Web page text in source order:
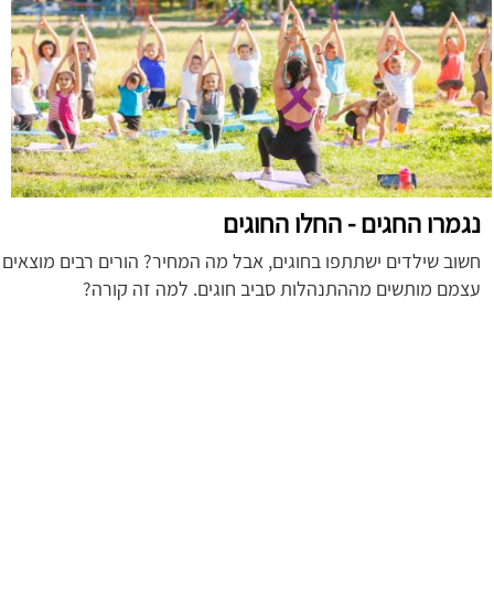
נגמרו החגים - החלו החוגים
חשוב שילדים ישתתפו בחוגים, אבל מה המחיר? הורים רבים מוצאים
עצמם מותשים מההתנהלות סביב חוגים. למה זה קורה?